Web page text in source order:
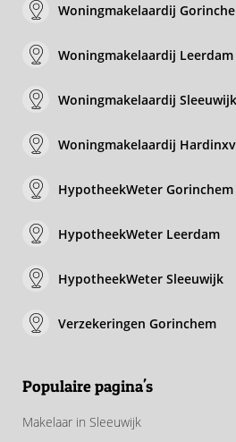
Woningmakelaardij
Woningmakelaardij Leerdam
Woningmakelaardij Sleeuwijk
Woningmakelaardij
HypotheekWeter Gorinchem
HypotheekWeter Leerdam
HypotheekWeter Sleeuwijk
Verzekeringen Gorinchem
Populaire pagina's
Makelaar in Sleeuwijk